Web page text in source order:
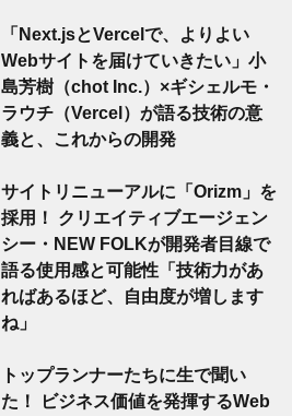
「Next.jsとVercelで、よりよい
Webサイトを届けていきたい」小
島芳樹（chot Inc.）×ギシェルモ・
ラウチ（Vercel）が語る技術の意
義と、これからの開発
サイトリニューアルに「Orizm」を
採用！ クリエイティブエージェン
シー・NEW FOLKが開発者目線で
語る使用感と可能性「技術力があ
ればあるほど、自由度が増します
ね」
トップランナーたちに生で聞い
た！ ビジネス価値を発揮するWeb